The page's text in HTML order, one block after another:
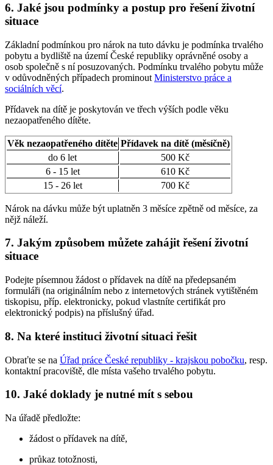
6. Jaké jsou podmínky a postup pro řešení životní
situace
Základní podmínkou pro nárok na tuto dávku je podmínka trvalého
pobytu a bydliště na území České republiky oprávněné osoby a
osob společně s ní posuzovaných. Podmínku trvalého pobytu může
v odůvodněných případech prominout Ministerstvo práce a
sociálních věcí.
Přídavek na dítě je poskytován ve třech výších podle věku
nezaopatřeného dítěte.
Věk nezaopatřeného dítěte Přídavek na dítě (měsíčně)
do 6 let
500 Kč
6 - 15 let
610 Kč
15 - 26 let
700 Kč
Nárok na dávku může být uplatněn 3 měsíce zpětně od měsíce, za
nějž náleží.
7. Jakým způsobem můžete zahájit řešení životní
situace
Podejte písemnou žádost o přídavek na dítě na předepsaném
formuláři (na originálním nebo z internetových stránek vytištěném
tiskopisu, příp. elektronicky, pokud vlastníte certifikát pro
elektronický podpis) na příslušný úřad.
8. Na které instituci životní situaci řešit
Obraťte se na Úřad práce České republiky - krajskou pobočku, resp.
kontaktní pracoviště, dle místa vašeho trvalého pobytu.
10. Jaké doklady je nutné mít s sebou
Na úřadě předložte:
žádost o přídavek na dítě,
průkaz totožnosti,